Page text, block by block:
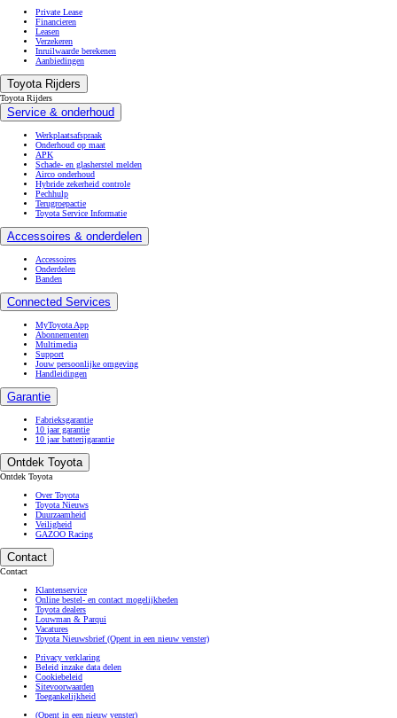
Private Lease
Financieren
Leasen
Verzekeren
Inruilwaarde berekenen
Aanbiedingen
Toyota Rijders
Toyota Rijders
Service & onderhoud
Werkplaatsafspraak
Onderhoud op maat
APK
Schade- en glasherstel melden
Airco onderhoud
Hybride zekerheid controle
Pechhulp
Terugroepactie
Toyota Service Informatie
Accessoires & onderdelen
Accessoires
Onderdelen
Banden
Connected Services
MyToyota App
Abonnementen
Multimedia
Support
Jouw persoonlijke omgeving
Handleidingen
Garantie
Fabrieksgarantie
10 jaar garantie
10 jaar batterijgarantie
Ontdek Toyota
Ontdek Toyota
Over Toyota
Toyota Nieuws
Duurzaamheid
Veiligheid
GAZOO Racing
Contact
Contact
Klantenservice
Online bestel- en contact mogelijkheden
Toyota dealers
Louwman & Parqui
Vacatures
Toyota Nieuwsbrief(Opent in een nieuw venster)
Privacy verklaring
Beleid inzake data delen
Cookiebeleid
Sitevoorwaarden
Toegankelijkheid
(Opent in een nieuw venster)